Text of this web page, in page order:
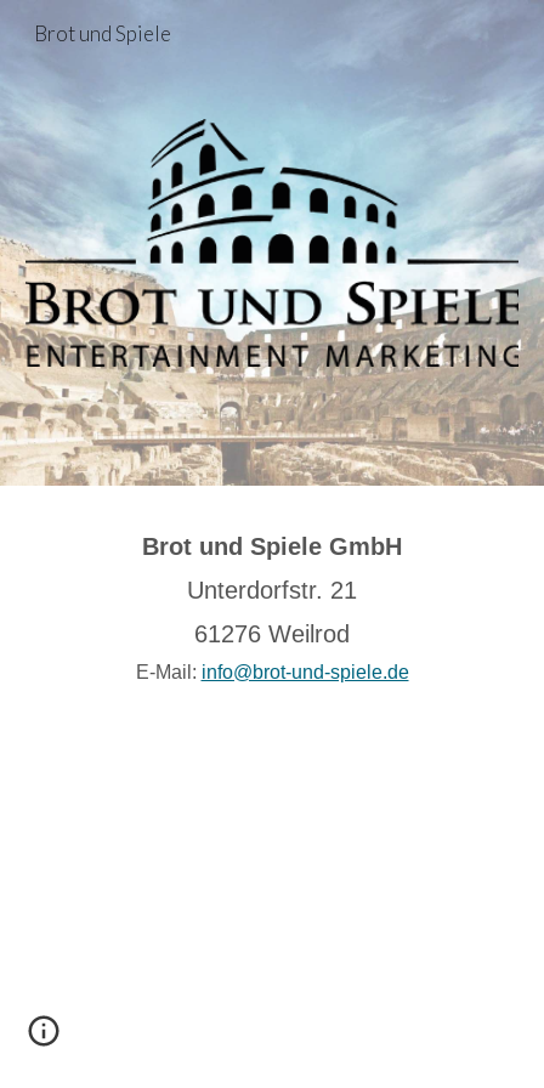
Skip to main content
Brot und Spiele
Brot und Spiele GmbH
Unterdorfstr. 21
61276 Weilrod
E-Mail: info@brot-und-spiele.de